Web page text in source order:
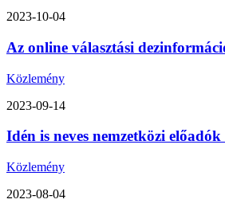
2023-10-04
Az online választási
Közlemény
2023-09-14
Idén is neves nemzetközi
Közlemény
2023-08-04